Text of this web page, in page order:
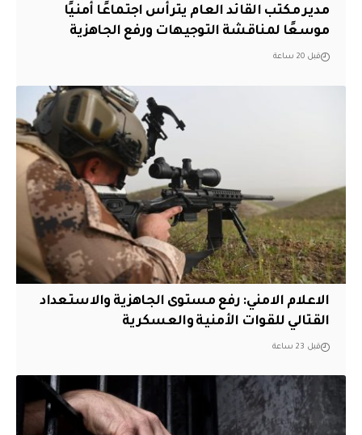
مدير مكتب القائد العام يترأس اجتماعًا أمنيًا
موسعًا لمناقشة التوجيهات ورفع الجاهزية
قبل 20 ساعة
الاعلام الامني: رفع مستوى الجاهزية والاستعداد
القتالي للقوات الأمنية والعسكرية
قبل 23 ساعة